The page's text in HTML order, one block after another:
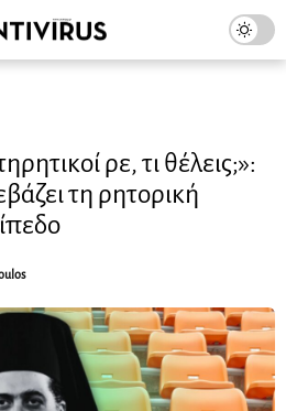
ρε, τι θέλεις;»:
τη ρητορική